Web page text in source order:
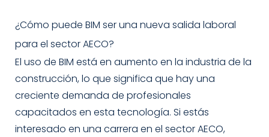
¿Cómo puede BIM ser una nueva salida laboral
para el sector AECO?
El uso de BIM está en aumento en la industria de la
construcción, lo que significa que hay una
creciente demanda de profesionales
capacitados en esta tecnología. Si estás
interesado en una carrera en el sector AECO,